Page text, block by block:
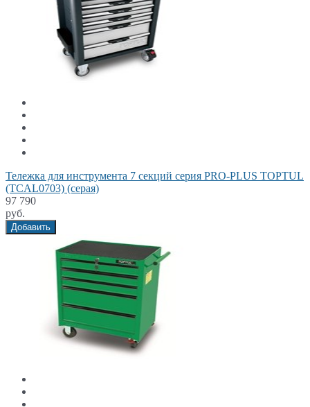
Тележка для инструмента 7 секций серия PRO-PLUS TOPTUL
(TCAL0703) (серая)
97 790
руб.
Добавить